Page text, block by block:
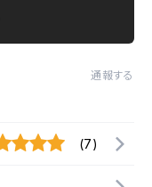
通報する
(7)